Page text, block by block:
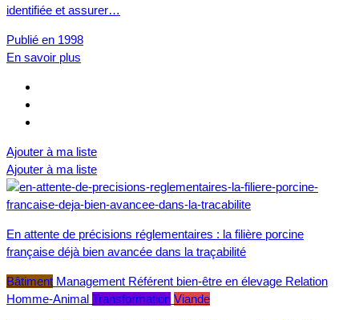
identifiée et assurer…
Publié en 1998
En savoir plus
Ajouter à ma liste
Ajouter à ma liste
En attente de précisions réglementaires : la filière porcine
française déjà bien avancée dans la traçabilité
Bâtiment Management Référent bien-être en élevage Relation
Homme-Animal Transformation Viande